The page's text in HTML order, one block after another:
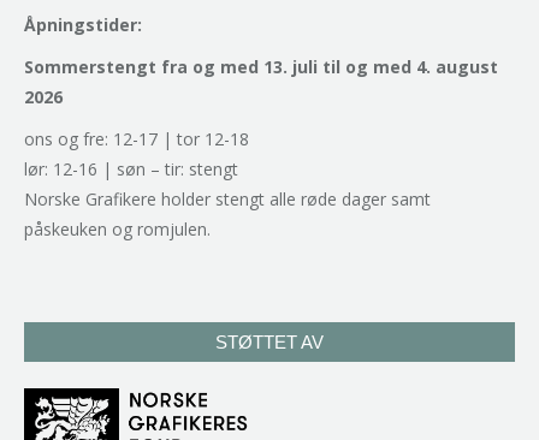
Åpningstider:
Sommerstengt fra og med 13. juli til og med 4. august
2026
ons og fre: 12-17 | tor 12-18
lør: 12-16 | søn – tir: stengt
Norske Grafikere holder stengt alle røde dager samt
påskeuken og romjulen.
STØTTET AV